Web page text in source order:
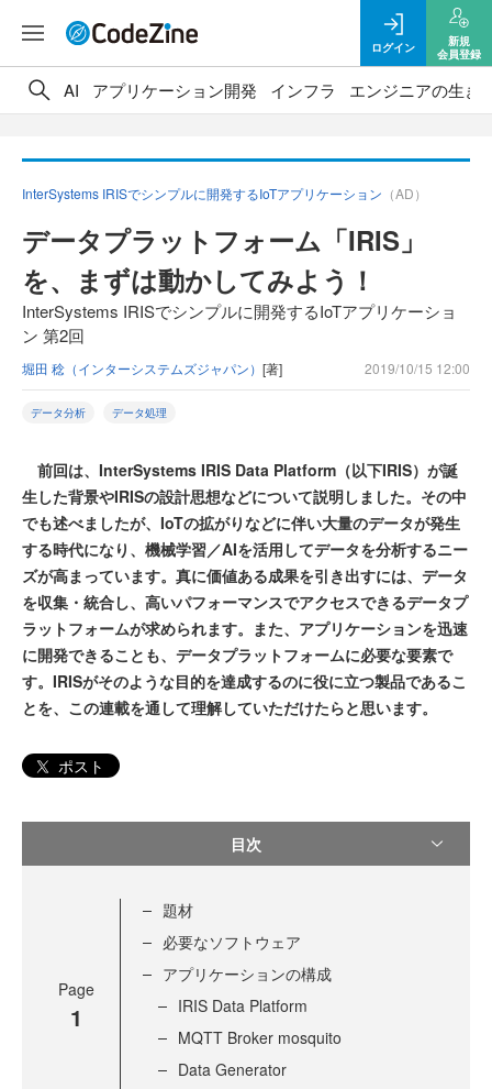
ログイン
新規
会員登録
AI アプリケーション開発 インフラ エンジニアの生き
InterSystems IRISでシンプルに開発するIoTアプリケーション （AD）
データプラットフォーム「IRIS」
を、まずは動かしてみよう！
InterSystems IRISでシンプルに開発するIoTアプリケーショ
ン 第2回
堀田 稔（インターシステムズジャパン） [著] 2019/10/15 12:00
データ分析 データ処理
前回は、InterSystems IRIS Data Platform（以下IRIS）が誕
生した背景やIRISの設計思想などについて説明しました。その中
でも述べましたが、IoTの拡がりなどに伴い大量のデータが発生
する時代になり、機械学習／AIを活用してデータを分析するニー
ズが高まっています。真に価値ある成果を引き出すには、データ
を収集・統合し、高いパフォーマンスでアクセスできるデータプ
ラットフォームが求められます。また、アプリケーションを迅速
に開発できることも、データプラットフォームに必要な要素で
す。IRISがそのような目的を達成するのに役に立つ製品であるこ
とを、この連載を通して理解していただけたらと思います。
ポスト
目次
Page
1
題材
必要なソフトウェア
アプリケーションの構成
IRIS Data Platform
MQTT Broker mosquito
Data Generator